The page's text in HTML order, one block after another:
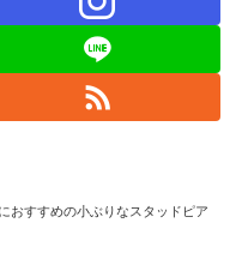
おすすめの小ぶりなスタッドピア